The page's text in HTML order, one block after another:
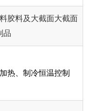
胶料及大截面大截面
品
热、制冷恒温控制